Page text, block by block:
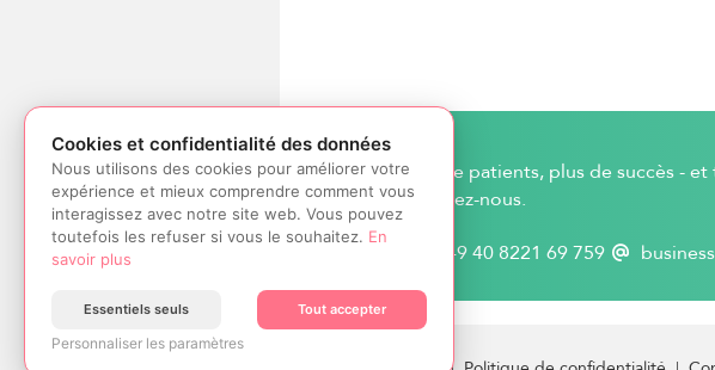
Cookies et confidentialité des données
Nous utilisons des cookies pour améliorer votre
expérience et mieux comprendre comment vous
interagissez avec notre site web. Vous pouvez
toutefois les refuser si vous le souhaitez. En
savoir plus
Essentiels seuls Tout accepter
Personnaliser les paramètres
Plus de patients, plus de succès -
Appelez-nous.
+49 40 8221 69 759